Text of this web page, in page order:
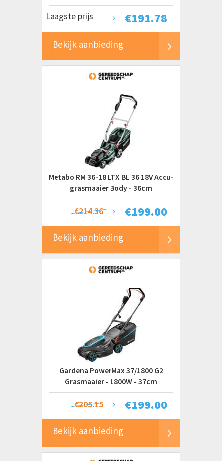
€191.78
Laagste prijs
Bekijk aanbieding
Metabo RM 36-18 LTX BL 36 18V Accu-
grasmaaier Body - 36cm
€199.00
€214.36
Bekijk aanbieding
Gardena PowerMax 37/1800 G2
Grasmaaier - 1800W - 37cm
€199.00
€205.15
Bekijk aanbieding